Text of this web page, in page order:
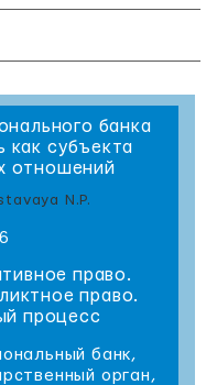
банка
как субъекта
отношений
N.P.
право.
право.
процесс
банк,
орган,